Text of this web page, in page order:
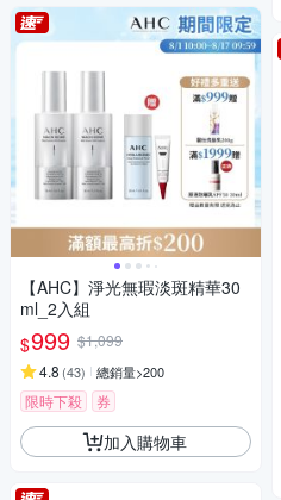
【AHC】淨光無瑕淡斑精華30
ml_2入組
$999 $1,099
4.8 (43) 總銷量>200
限時下殺 券
加入購物車